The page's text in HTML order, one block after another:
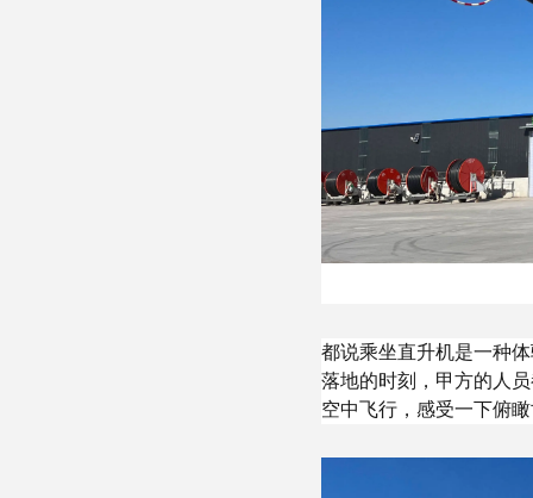
都说乘坐直升机是一种
落地的时刻，甲方的人
空中飞行，感受一下俯